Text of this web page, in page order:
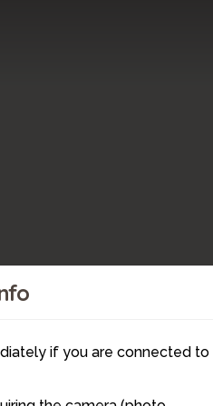
if you are connected to
39
38
37
36
35
34
33
32
31
30